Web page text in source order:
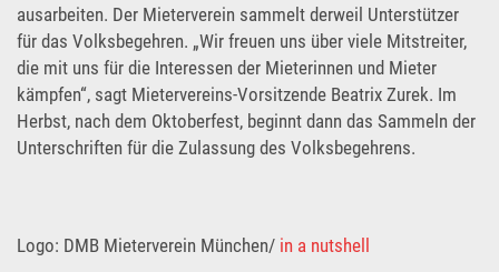
ausarbeiten. Der Mieterverein sammelt derweil Unterstützer
für das Volksbegehren. „Wir freuen uns über viele Mitstreiter,
die mit uns für die Interessen der Mieterinnen und Mieter
kämpfen“, sagt Mietervereins-Vorsitzende Beatrix Zurek. Im
Herbst, nach dem Oktoberfest, beginnt dann das Sammeln der
Unterschriften für die Zulassung des Volksbegehrens.
Logo: DMB Mieterverein München/ in a nutshell